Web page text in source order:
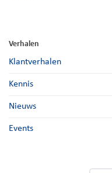
Verhalen
Klantverhalen
Kennis
Nieuws
Events